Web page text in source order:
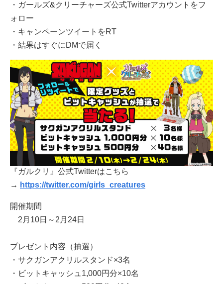
・ガールズ&クリーチャーズ公式Twitterアカウントをフ
ォロー
・キャンペーンツイートをRT
・結果はすぐにDMで届く
『ガルクリ』公式Twitterはこちら
→ https://twitter.com/girls_creatures
開催期間
2月10日～2月24日
プレゼント内容（抽選）
・サクガンアクリルスタンド×3名
・ビットキャッシュ1,000円分×10名